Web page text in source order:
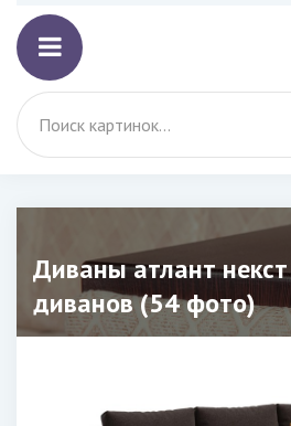
Диваны атлант
диванов (54 фото)